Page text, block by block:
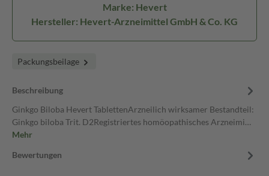
Marke: Hevert
Hersteller: Hevert-Arzneimittel GmbH & Co. KG
Packungsbeilage
Beschreibung
Ginkgo Biloba Hevert TablettenArzneilich wirksamer Bestandteil:
Ginkgo biloba Trit. D2Registriertes homöopathisches Arzneimi…
Mehr
Bewertungen